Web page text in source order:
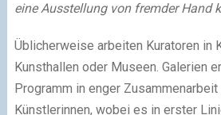
eine Ausstellung von fremder Hand
Üblicherweise arbeiten Kuratoren in
Kunsthallen oder Museen. Galerien
Programm in enger
Künstlerinnen, wobei es in erster